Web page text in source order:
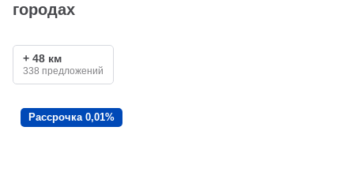
городах
+ 48 км
338 предложений
Рассрочка 0,01%